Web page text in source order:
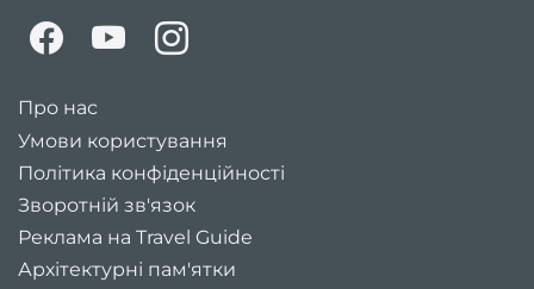
Про нас
Умови користування
Політика конфіденційності
Зворотній зв'язок
Реклама на Travel Guide
Архітектурні пам'ятки